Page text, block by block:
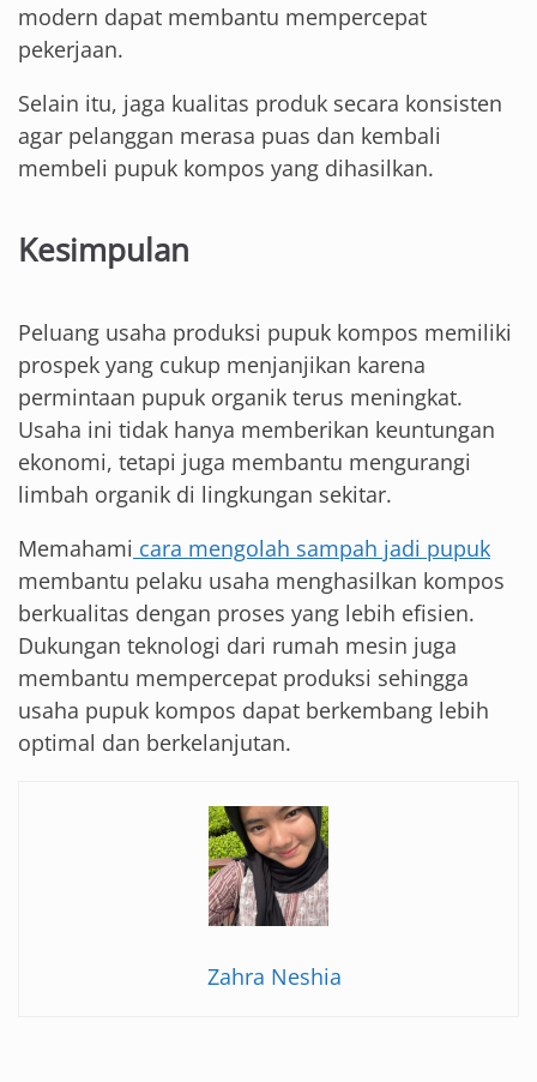
modern dapat membantu mempercepat
pekerjaan.
Selain itu, jaga kualitas produk secara konsisten
agar pelanggan merasa puas dan kembali
membeli pupuk kompos yang dihasilkan.
Kesimpulan
Peluang usaha produksi pupuk kompos memiliki
prospek yang cukup menjanjikan karena
permintaan pupuk organik terus meningkat.
Usaha ini tidak hanya memberikan keuntungan
ekonomi, tetapi juga membantu mengurangi
limbah organik di lingkungan sekitar.
Memahami cara mengolah sampah jadi pupuk
membantu pelaku usaha menghasilkan kompos
berkualitas dengan proses yang lebih efisien.
Dukungan teknologi dari rumah mesin juga
membantu mempercepat produksi sehingga
usaha pupuk kompos dapat berkembang lebih
optimal dan berkelanjutan.
Zahra Neshia